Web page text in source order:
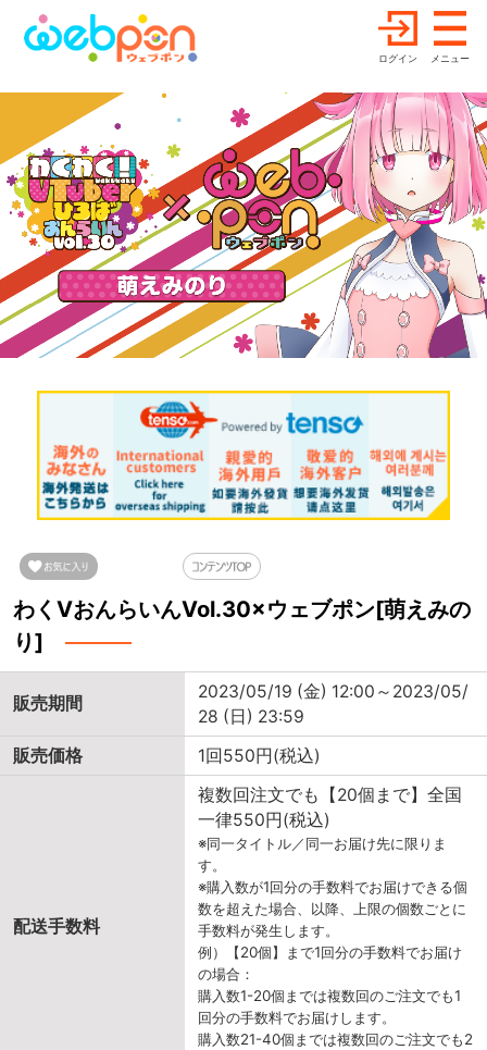
ログイン メニュー
わくVおんらいんVol.30×ウェブポン[萌えみの
り]
販売期間
2023/05/19 (金) 12:00～2023/05/
28 (日) 23:59
販売価格
1回550円(税込)
配送手数料
複数回注文でも【20個まで】全国
一律550円(税込)
※同一タイトル／同一お届け先に限りま
す。
※購入数が1回分の手数料でお届けできる個
数を超えた場合、以降、上限の個数ごとに
手数料が発生します。
例）【20個】まで1回分の手数料でお届け
の場合：
購入数1-20個までは複数回のご注文でも1
回分の手数料でお届けします。
購入数21-40個までは複数回のご注文でも2